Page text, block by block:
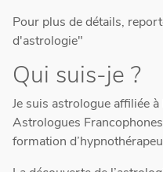
Pour plus de détails,
d'astrologie"
Qui suis-je ?
Je suis astrologue affiliée
Astrologues
formation